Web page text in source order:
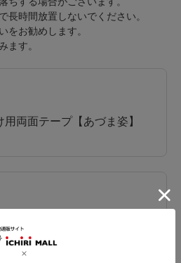
時間放置しないでください。
をお勧めします。
ます。
用両面テープ【あづま姿】
ールのプライベートブランド